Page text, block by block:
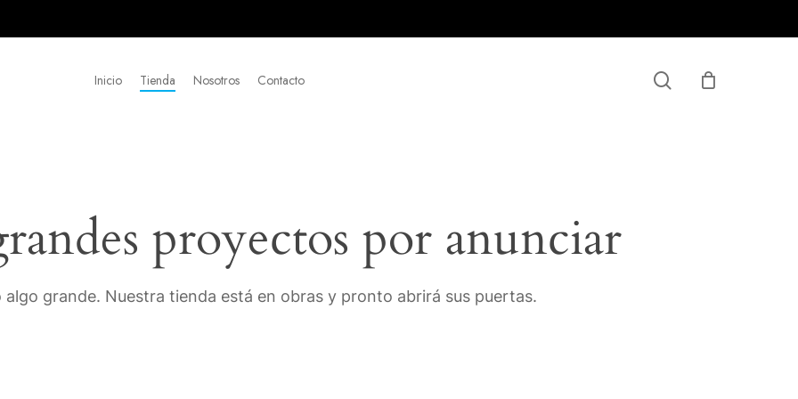
Inicio Tienda Nosotros Contacto search
proyectos por anunciar
algo grande. Nuestra tienda está en obras y pronto abrirá sus puertas.